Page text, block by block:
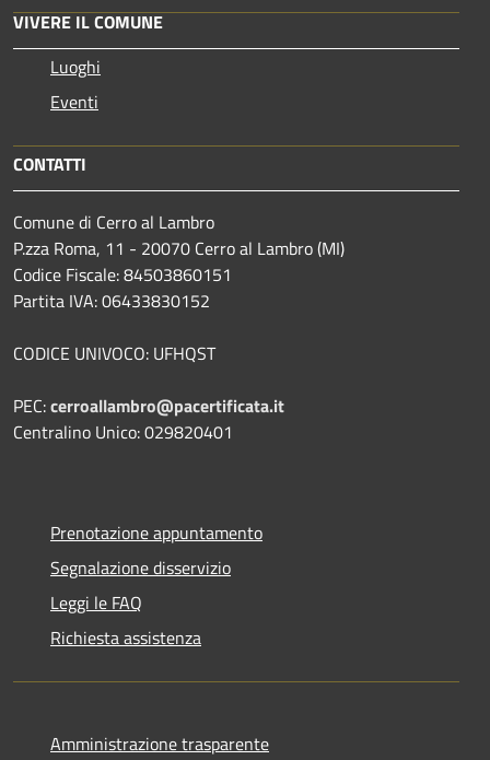
VIVERE IL COMUNE
Luoghi
Eventi
CONTATTI
Comune di Cerro al Lambro
P.zza Roma, 11 - 20070 Cerro al Lambro (MI)
Codice Fiscale: 84503860151
Partita IVA: 06433830152
CODICE UNIVOCO: UFHQST
PEC:cerroallambro@pacertificata.it
Centralino Unico: 029820401
Prenotazione appuntamento
Segnalazione disservizio
Leggi le FAQ
Richiesta assistenza
Amministrazione trasparente